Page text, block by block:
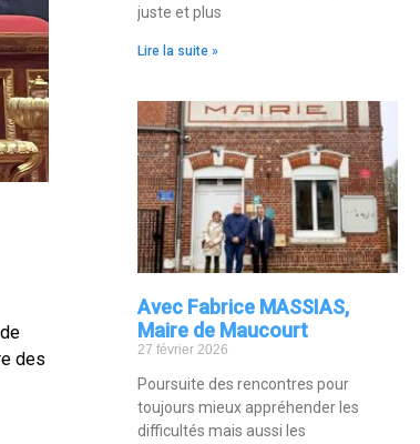
des
juste et plus
Lire la suite »
Avec Fabrice MASSIAS,
Maire de Maucourt
27 février 2026
Poursuite des rencontres pour
toujours mieux appréhender les
difficultés mais aussi les